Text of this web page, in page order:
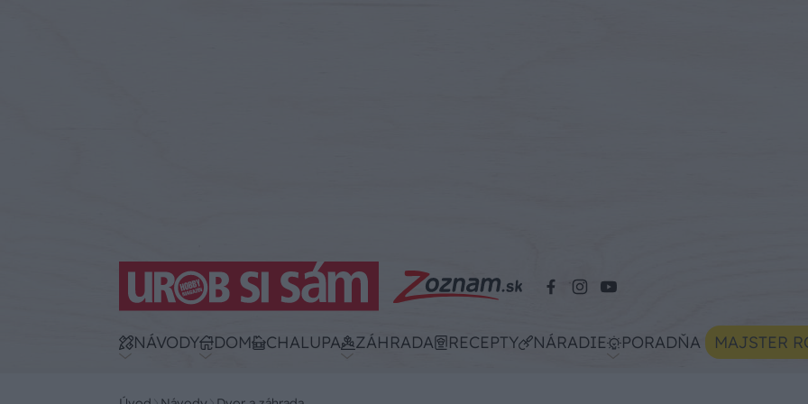
NÁVODY DOM CHALUPA ZÁHRADA RECEPTY NÁRADIE PORADŇA MAJSTER